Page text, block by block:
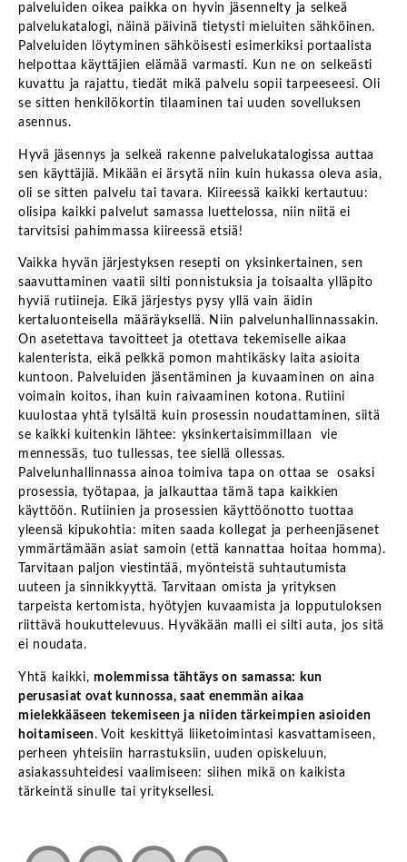
palveluiden oikea paikka on hyvin jäsennelty ja selkeä
palvelukatalogi, näinä päivinä tietysti mieluiten sähköinen.
Palveluiden löytyminen sähköisesti esimerkiksi portaalista
helpottaa käyttäjien elämää varmasti. Kun ne on selkeästi
kuvattu ja rajattu, tiedät mikä palvelu sopii tarpeeseesi. Oli
se sitten henkilökortin tilaaminen tai uuden sovelluksen
asennus.
Hyvä jäsennys ja selkeä rakenne palvelukatalogissa auttaa
sen käyttäjiä. Mikään ei ärsytä niin kuin hukassa oleva asia,
oli se sitten palvelu tai tavara. Kiireessä kaikki kertautuu:
olisipa kaikki palvelut samassa luettelossa, niin niitä ei
tarvitsisi pahimmassa kiireessä etsiä!
Vaikka hyvän järjestyksen resepti on yksinkertainen, sen
saavuttaminen vaatii silti ponnistuksia ja toisaalta ylläpito
hyviä rutiineja. Eikä järjestys pysy yllä vain äidin
kertaluonteisella määräyksellä. Niin palvelunhallinnassakin.
On asetettava tavoitteet ja otettava tekemiselle aikaa
kalenterista, eikä pelkkä pomon mahtikäsky laita asioita
kuntoon. Palveluiden jäsentäminen ja kuvaaminen on aina
voimain koitos, ihan kuin raivaaminen kotona. Rutiini
kuulostaa yhtä tylsältä kuin prosessin noudattaminen, siitä
se kaikki kuitenkin lähtee: yksinkertaisimmillaan vie
mennessäs, tuo tullessas, tee siellä ollessas.
Palvelunhallinnassa ainoa toimiva tapa on ottaa se osaksi
prosessia, työtapaa, ja jalkauttaa tämä tapa kaikkien
käyttöön. Rutiinien ja prosessien käyttöönotto tuottaa
yleensä kipukohtia: miten saada kollegat ja perheenjäsenet
ymmärtämään asiat samoin (että kannattaa hoitaa homma).
Tarvitaan paljon viestintää, myönteistä suhtautumista
uuteen ja sinnikkyyttä. Tarvitaan omista ja yrityksen
tarpeista kertomista, hyötyjen kuvaamista ja lopputuloksen
riittävä houkuttelevuus. Hyväkään malli ei silti auta, jos sitä
ei noudata.
Yhtä kaikki,molemmissa tähtäys on samassa: kun
perusasiat ovat kunnossa, saat enemmän aikaa
mielekkääseen tekemiseen ja niiden tärkeimpien asioiden
hoitamiseen. Voit keskittyä liiketoimintasi kasvattamiseen,
perheen yhteisiin harrastuksiin, uuden opiskeluun,
asiakassuhteidesi vaalimiseen: siihen mikä on kaikista
tärkeintä sinulle tai yrityksellesi.